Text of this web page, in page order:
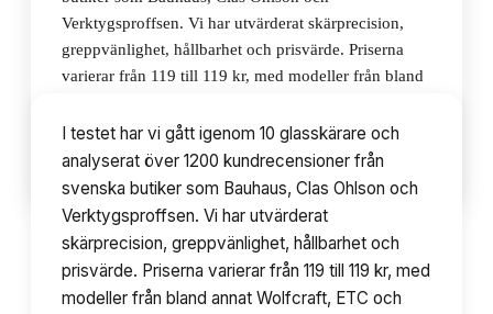
Verktygsproffsen. Vi har utvärderat skärprecision,
greppvänlighet, hållbarhet och prisvärde. Priserna
varierar från 119 till 119 kr, med modeller från bland
Innehållsförteckning 10avsnitt
I testet har vi gått igenom 10 glasskärare och
analyserat över 1200 kundrecensioner från
svenska butiker som Bauhaus, Clas Ohlson och
Verktygsproffsen. Vi har utvärderat
skärprecision, greppvänlighet, hållbarhet och
prisvärde. Priserna varierar från 119 till 119 kr, med
modeller från bland annat Wolfcraft, ETC och